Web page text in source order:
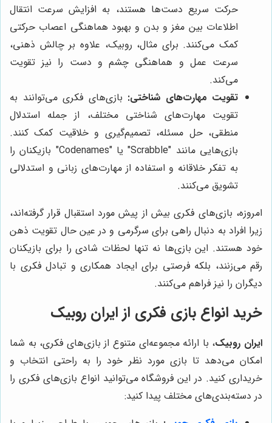
حرکت سریع دست‌ها هستند، به افزایش سرعت انتقال
اطلاعات بین مغز و بدن و بهبود هماهنگی اعصاب حرکتی
کمک می‌کنند. برای مثال، روبیک، علاوه بر چالش ذهنی،
سرعت عمل و هماهنگی چشم و دست را نیز تقویت
می‌کند.
تقویت مهارت‌های شناختی: بازی‌های فکری می‌توانند به
تقویت مهارت‌های شناختی مختلف، از جمله استدلال
منطقی، حل مسئله، تصمیم‌گیری و خلاقیت کمک کنند.
بازی‌هایی مانند "Scrabble" یا "Codenames" بازیکنان را
به تفکر خلاقانه و استفاده از مهارت‌های زبانی و استدلالی
تشویق می‌کنند.
امروزه، بازی‌های فکری بیش از پیش مورد استقبال قرار گرفته‌اند،
زیرا افراد به دنبال راهی برای سرگرمی و در عین حال تقویت ذهن
خود هستند. این بازی‌ها نه تنها لحظات شادی را برای بازیکنان
رقم می‌زنند، بلکه فرصتی برای ایجاد همکاری و تبادل فکری با
دیگران را نیز فراهم می‌کنند.
خرید انواع بازی فکری از ایران روبیک
ایران روبیک، با ارائه مجموعه‌ای متنوع از بازی‌های فکری، به شما
امکان می‌دهد تا بازی مورد نظر خود را به راحتی انتخاب و
خریداری کنید. در این فروشگاه می‌توانید انواع بازی‌های فکری را
در دسته‌بندی‌های مختلف پیدا کنید: